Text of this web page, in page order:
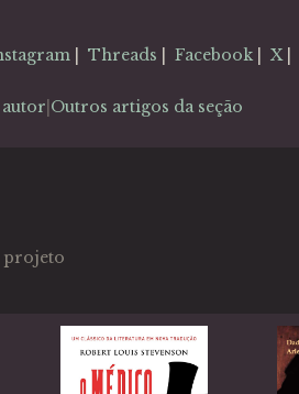
Threads Facebook| X|
Outros artigos da seção
projeto